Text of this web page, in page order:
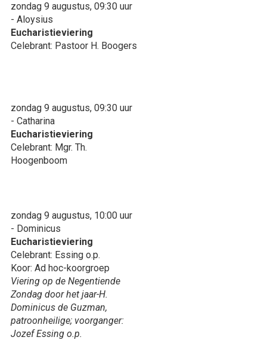
zondag 9 augustus, 09:30 uur
- Aloysius
Eucharistieviering
Celebrant: Pastoor H. Boogers
zondag 9 augustus, 09:30 uur
- Catharina
Eucharistieviering
Celebrant: Mgr. Th.
Hoogenboom
zondag 9 augustus, 10:00 uur
- Dominicus
Eucharistieviering
Celebrant: Essing o.p.
Koor: Ad hoc-koorgroep
Viering op de Negentiende
Zondag door het jaar-H.
Dominicus de Guzman,
patroonheilige; voorganger:
Jozef Essing o.p.